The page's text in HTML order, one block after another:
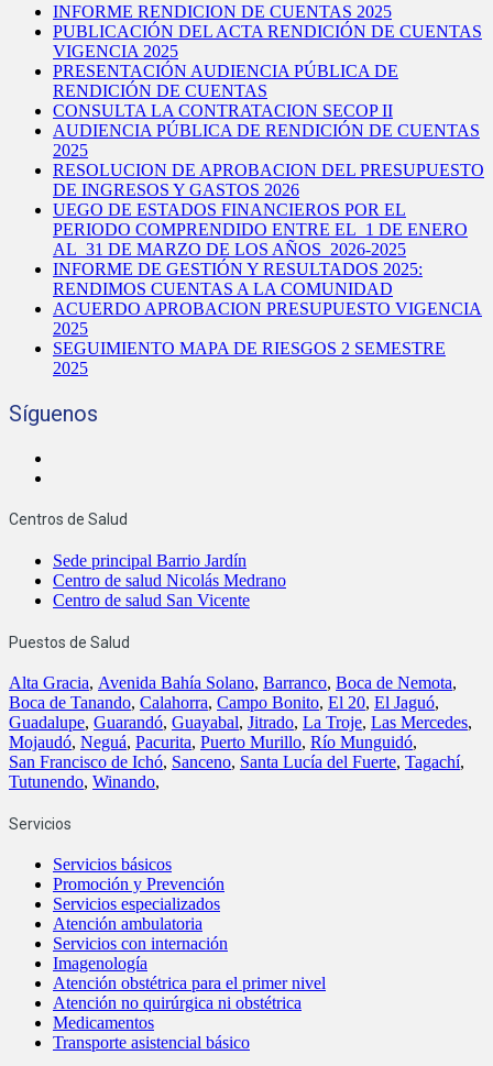
INFORME RENDICION DE CUENTAS 2025
PUBLICACIÓN DEL ACTA RENDICIÓN DE CUENTAS
VIGENCIA 2025
PRESENTACIÓN AUDIENCIA PÚBLICA DE
RENDICIÓN DE CUENTAS
CONSULTA LA CONTRATACION SECOP II
AUDIENCIA PÚBLICA DE RENDICIÓN DE CUENTAS
2025
RESOLUCION DE APROBACION DEL PRESUPUESTO
DE INGRESOS Y GASTOS 2026
UEGO DE ESTADOS FINANCIEROS POR EL
PERIODO COMPRENDIDO ENTRE EL 1 DE ENERO
AL 31 DE MARZO DE LOS AÑOS 2026-2025
INFORME DE GESTIÓN Y RESULTADOS 2025:
RENDIMOS CUENTAS A LA COMUNIDAD
ACUERDO APROBACION PRESUPUESTO VIGENCIA
2025
SEGUIMIENTO MAPA DE RIESGOS 2 SEMESTRE
2025
Síguenos
Centros de Salud
Sede principal Barrio Jardín
Centro de salud Nicolás Medrano
Centro de salud San Vicente
Puestos de Salud
Alta Gracia, Avenida Bahía Solano, Barranco, Boca de Nemota,
Boca de Tanando, Calahorra, Campo Bonito, El 20, El Jaguó,
Guadalupe, Guarandó, Guayabal, Jitrado, La Troje, Las Mercedes,
Mojaudó, Neguá, Pacurita, Puerto Murillo, Río Munguidó,
San Francisco de Ichó, Sanceno, Santa Lucía del Fuerte, Tagachí,
Tutunendo, Winando,
Servicios
Servicios básicos
Promoción y Prevención
Servicios especializados
Atención ambulatoria
Servicios con internación
Imagenología
Atención obstétrica para el primer nivel
Atención no quirúrgica ni obstétrica
Medicamentos
Transporte asistencial básico